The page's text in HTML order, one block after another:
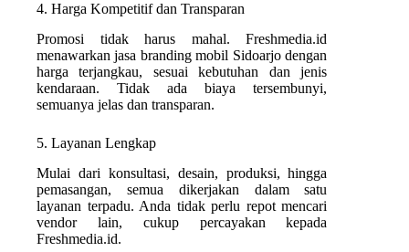
4. Harga Kompetitif dan Transparan
Promosi tidak harus mahal. Freshmedia.id
menawarkan jasa branding mobil Sidoarjo dengan
harga terjangkau, sesuai kebutuhan dan jenis
kendaraan. Tidak ada biaya tersembunyi,
semuanya jelas dan transparan.
5. Layanan Lengkap
Mulai dari konsultasi, desain, produksi, hingga
pemasangan, semua dikerjakan dalam satu
layanan terpadu. Anda tidak perlu repot mencari
vendor lain, cukup percayakan kepada
Freshmedia.id.